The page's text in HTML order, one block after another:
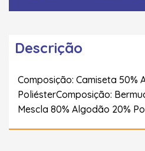
Descrição
Composição: Camiseta 50%
PoliésterComposição:
Mescla 80% Algodão 20%